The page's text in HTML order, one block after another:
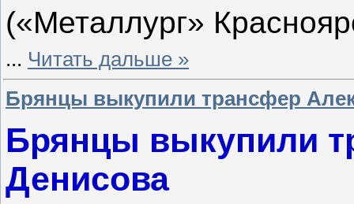
(«Металлург»
... Читать дальше »
Брянцы выкупили трансфер
Брянцы выкупили
Денисова